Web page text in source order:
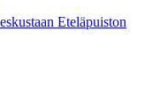
Eteläpuiston